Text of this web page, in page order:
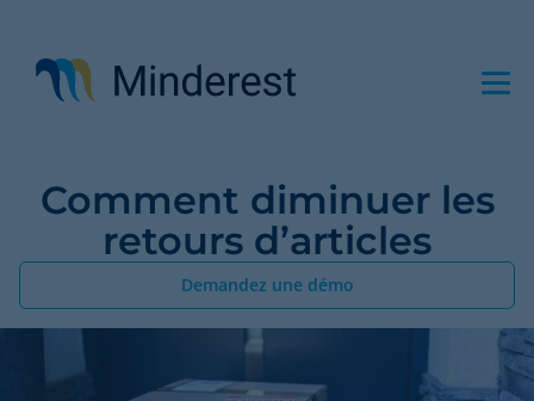
contenu
principal
Comment diminuer les
retours d’articles
Demandez une démo